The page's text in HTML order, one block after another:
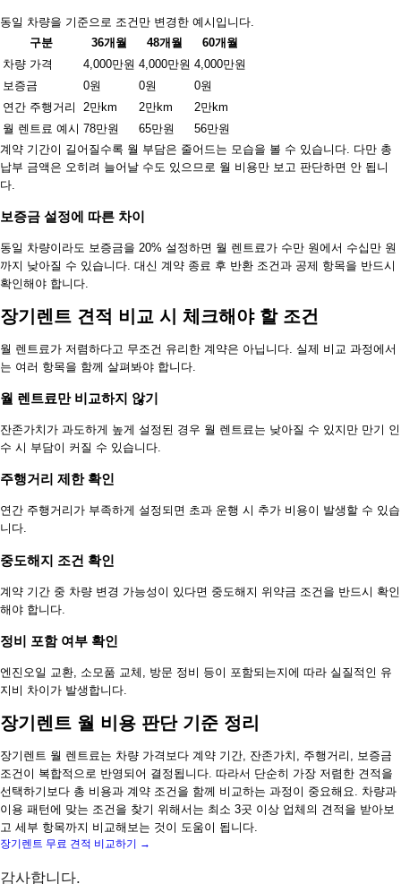
동일 차량을 기준으로 조건만 변경한 예시입니다.
구분
36개월 48개월
60개월
차량 가격
4,000만원 4,000만원 4,000만원
보증금
0원 0원
0원
연간 주행거리
2만km 2만km
2만km
월 렌트료 예시 78만원 65만원
56만원
계약 기간이 길어질수록 월 부담은 줄어드는 모습을 볼 수 있습니다. 다만 총
납부 금액은 오히려 늘어날 수도 있으므로 월 비용만 보고 판단하면 안 됩니
다.
보증금 설정에 따른 차이
동일 차량이라도 보증금을 20% 설정하면 월 렌트료가 수만 원에서 수십만 원
까지 낮아질 수 있습니다. 대신 계약 종료 후 반환 조건과 공제 항목을 반드시
확인해야 합니다.
장기렌트 견적 비교 시 체크해야 할 조건
월 렌트료가 저렴하다고 무조건 유리한 계약은 아닙니다. 실제 비교 과정에서
는 여러 항목을 함께 살펴봐야 합니다.
월 렌트료만 비교하지 않기
잔존가치가 과도하게 높게 설정된 경우 월 렌트료는 낮아질 수 있지만 만기 인
수 시 부담이 커질 수 있습니다.
주행거리 제한 확인
연간 주행거리가 부족하게 설정되면 초과 운행 시 추가 비용이 발생할 수 있습
니다.
중도해지 조건 확인
계약 기간 중 차량 변경 가능성이 있다면 중도해지 위약금 조건을 반드시 확인
해야 합니다.
정비 포함 여부 확인
엔진오일 교환, 소모품 교체, 방문 정비 등이 포함되는지에 따라 실질적인 유
지비 차이가 발생합니다.
장기렌트 월 비용 판단 기준 정리
장기렌트 월 렌트료는 차량 가격보다 계약 기간, 잔존가치, 주행거리, 보증금
조건이 복합적으로 반영되어 결정됩니다. 따라서 단순히 가장 저렴한 견적을
선택하기보다 총 비용과 계약 조건을 함께 비교하는 과정이 중요해요. 차량과
이용 패턴에 맞는 조건을 찾기 위해서는 최소 3곳 이상 업체의 견적을 받아보
고 세부 항목까지 비교해보는 것이 도움이 됩니다.
장기렌트 무료 견적 비교하기 →
감사합니다.